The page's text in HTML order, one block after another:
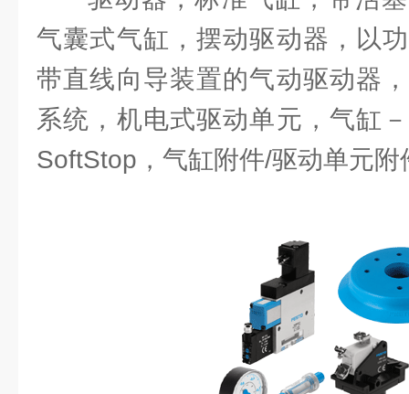
气囊式气缸，摆动驱动器，以
带直线向导装置的气动驱动器
系统，机电式驱动单元，气缸
SoftStop，气缸附件/驱动单元附